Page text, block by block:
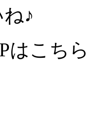
♪
はこち